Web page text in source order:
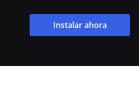
Instalar ahora